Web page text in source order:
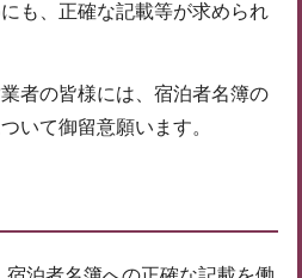
も、正確な記載等が求められ
者の皆様には、宿泊者名簿の
いて御留意願います。